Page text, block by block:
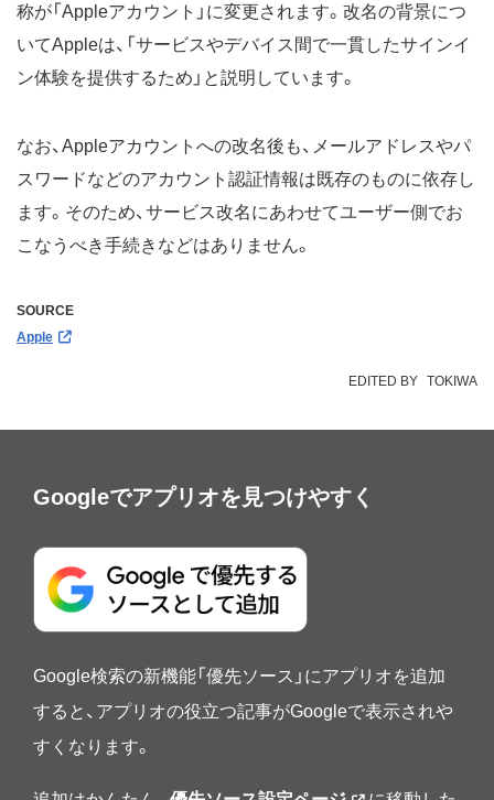
称が「Appleアカウント」に変更されます。改名の背景につ
いてAppleは、「サービスやデバイス間で一貫したサインイ
ン体験を提供するため」と説明しています。
なお、Appleアカウントへの改名後も、メールアドレスやパ
スワードなどのアカウント認証情報は既存のものに依存し
ます。そのため、サービス改名にあわせてユーザー側でお
こなうべき手続きなどはありません。
SOURCE
Apple
EDITED BY TOKIWA
Googleでアプリオを見つけやすく
Google検索の新機能「優先ソース」にアプリオを追加
すると、アプリオの役立つ記事がGoogleで表示されや
すくなります。